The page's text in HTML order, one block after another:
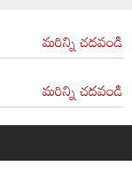
మరిన్ని చదవండి
మరిన్ని చదవండి